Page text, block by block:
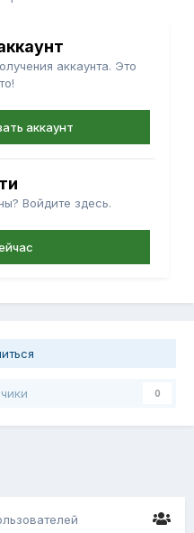
аккаунта. Это
аккаунт
Войдите здесь.
0